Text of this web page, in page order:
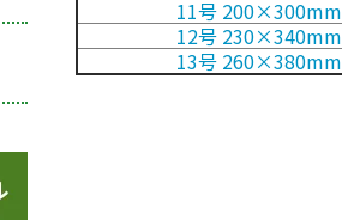
11号 200×300mm
12号 230×340mm
13号 260×380mm